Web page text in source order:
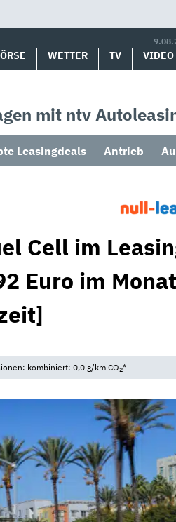
WETTER TV VIDEO
mit ntv
Leasingdeals Antrieb
Cell im
Euro im
kombiniert: 0,0 g/km CO2*